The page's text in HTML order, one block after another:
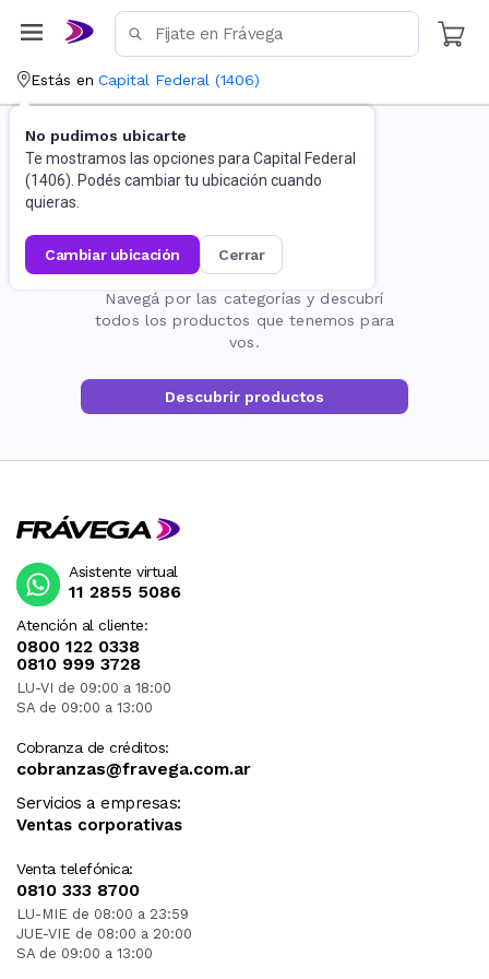
Estás en Capital Federal (1406)
No pudimos ubicarte
Te mostramos las opciones para Capital Federal
(1406). Podés cambiar tu ubicación cuando
quieras.
cambiar ubicación cerrar
La página no existe
Navegá por las categorías y descubrí
todos los productos que tenemos para
vos.
Descubrir productos
Atención al cliente:
0800 122 0338
0810 999 3728
LU-VI de 09:00 a 18:00
SA de 09:00 a 13:00
Cobranza de créditos:
cobranzas@fravega.com.ar
Servicios a empresas:
Ventas corporativas
Venta telefónica:
0810 333 8700
LU-MIE de 08:00 a 23:59
JUE-VIE de 08:00 a 20:00
SA de 09:00 a 13:00
Asistente virtual
11 2855 5086